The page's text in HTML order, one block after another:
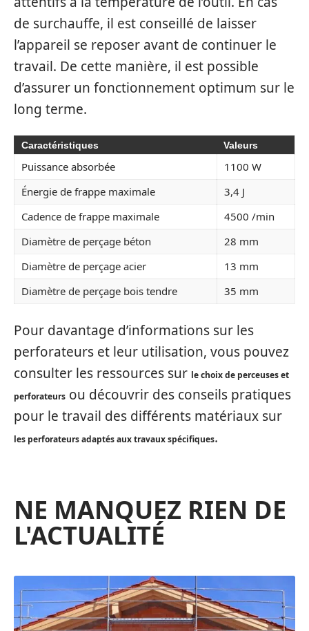
de surchauffe, il est conseillé de laisser
l’appareil se reposer avant de continuer le
travail. De cette manière, il est possible
d’assurer un fonctionnement optimum sur le
long terme.
Caractéristiques Valeurs
Puissance absorbée
1100 W
Énergie de frappe maximale
3,4 J
Cadence de frappe maximale
4500 /min
Diamètre de perçage béton
28 mm
Diamètre de perçage acier
13 mm
Diamètre de perçage bois tendre
35 mm
Pour davantage d’informations sur les
perforateurs et leur utilisation, vous pouvez
consulter les ressources sur le choix de perceuses et
perforateurs ou découvrir des conseils pratiques
pour le travail des différents matériaux sur
les perforateurs adaptés aux travaux spécifiques.
NE MANQUEZ RIEN DE
L'ACTUALITÉ